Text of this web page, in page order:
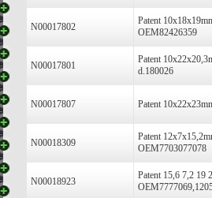
N00017802
Patent
OEM82426359
N00017801
Patent
d.180026
N00017807 Patent
N00018309
Patent
OEM7703077078
N00018923
Patent 15,6 7,2 19